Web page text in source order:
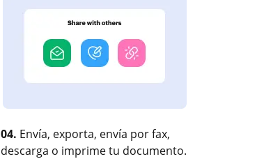
04. Envía, exporta, envía por fax,
descarga o imprime tu documento.